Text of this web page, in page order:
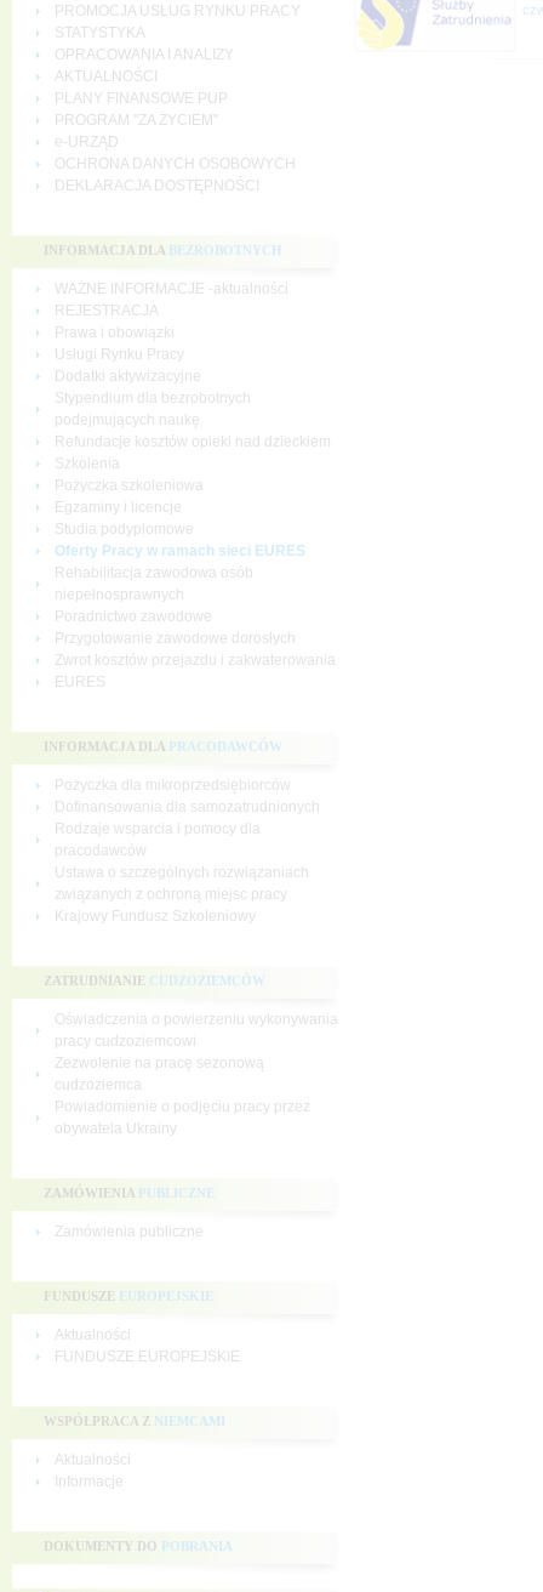
PROMOCJA USŁUG RYNKU PRACY
STATYSTYKA
OPRACOWANIA I ANALIZY
AKTUALNOŚCI
PLANY FINANSOWE PUP
PROGRAM "ZA ŻYCIEM"
e-URZĄD
OCHRONA DANYCH OSOBOWYCH
DEKLARACJA DOSTĘPNOŚCI
INFORMACJA DLA BEZROBOTNYCH
WAŻNE INFORMACJE -aktualności
REJESTRACJA
Prawa i obowiązki
Usługi Rynku Pracy
Dodatki aktywizacyjne
Stypendium dla bezrobotnych
podejmujących naukę
Refundacje kosztów opieki nad dzieckiem
Szkolenia
Pożyczka szkoleniowa
Egzaminy i licencje
Studia podyplomowe
Oferty Pracy w ramach sieci EURES
Rehabilitacja zawodowa osób
niepełnosprawnych
Poradnictwo zawodowe
Przygotowanie zawodowe dorosłych
Zwrot kosztów przejazdu i zakwaterowania
EURES
INFORMACJA DLA PRACODAWCÓW
Pożyczka dla mikroprzedsiębiorców
Dofinansowania dla samozatrudnionych
Rodzaje wsparcia i pomocy dla
pracodawców
Ustawa o szczególnych rozwiązaniach
związanych z ochroną miejsc pracy
Krajowy Fundusz Szkoleniowy
ZATRUDNIANIE CUDZOZIEMCÓW
Oświadczenia o powierzeniu wykonywania
pracy cudzoziemcowi
Zezwolenie na pracę sezonową
cudzoziemca
Powiadomienie o podjęciu pracy przez
obywatela Ukrainy
ZAMÓWIENIA PUBLICZNE
Zamówienia publiczne
FUNDUSZE EUROPEJSKIE
Aktualności
FUNDUSZE EUROPEJSKIE
WSPÓŁPRACA Z NIEMCAMI
Aktualności
Informacje
DOKUMENTY DO POBRANIA